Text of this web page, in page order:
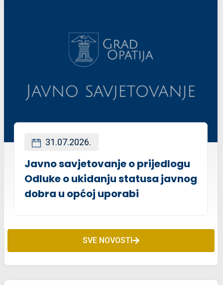
31.07.2026.
Javno savjetovanje o prijedlogu
Odluke o ukidanju statusa javnog
dobra u općoj uporabi
SVE NOVOSTI